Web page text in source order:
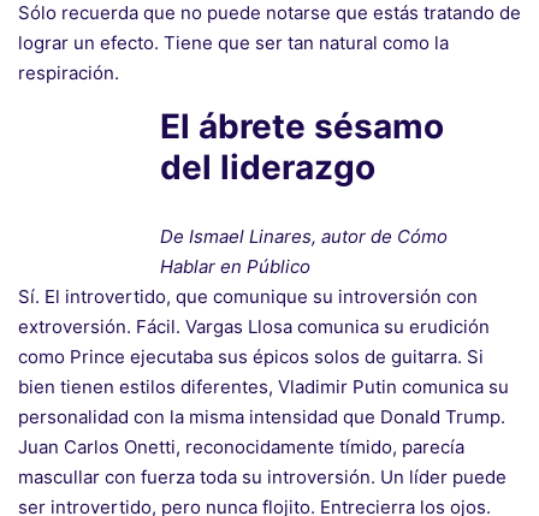
Sólo recuerda que no puede notarse que estás tratando de
lograr un efecto. Tiene que ser tan natural como la
respiración.
El ábrete sésamo
del liderazgo
De Ismael Linares, autor de Cómo
Hablar en Público
Sí. El introvertido, que comunique su introversión con
extroversión. Fácil. Vargas Llosa comunica su erudición
como Prince ejecutaba sus épicos solos de guitarra. Si
bien tienen estilos diferentes, Vladimir Putin comunica su
personalidad con la misma intensidad que Donald Trump.
Juan Carlos Onetti, reconocidamente tímido, parecía
mascullar con fuerza toda su introversión. Un líder puede
ser introvertido, pero nunca flojito. Entrecierra los ojos.